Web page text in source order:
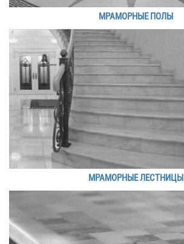
МРАМОРНЫЕ ПОЛЫ
МРАМОРНЫЕ ЛЕСТНИЦЫ